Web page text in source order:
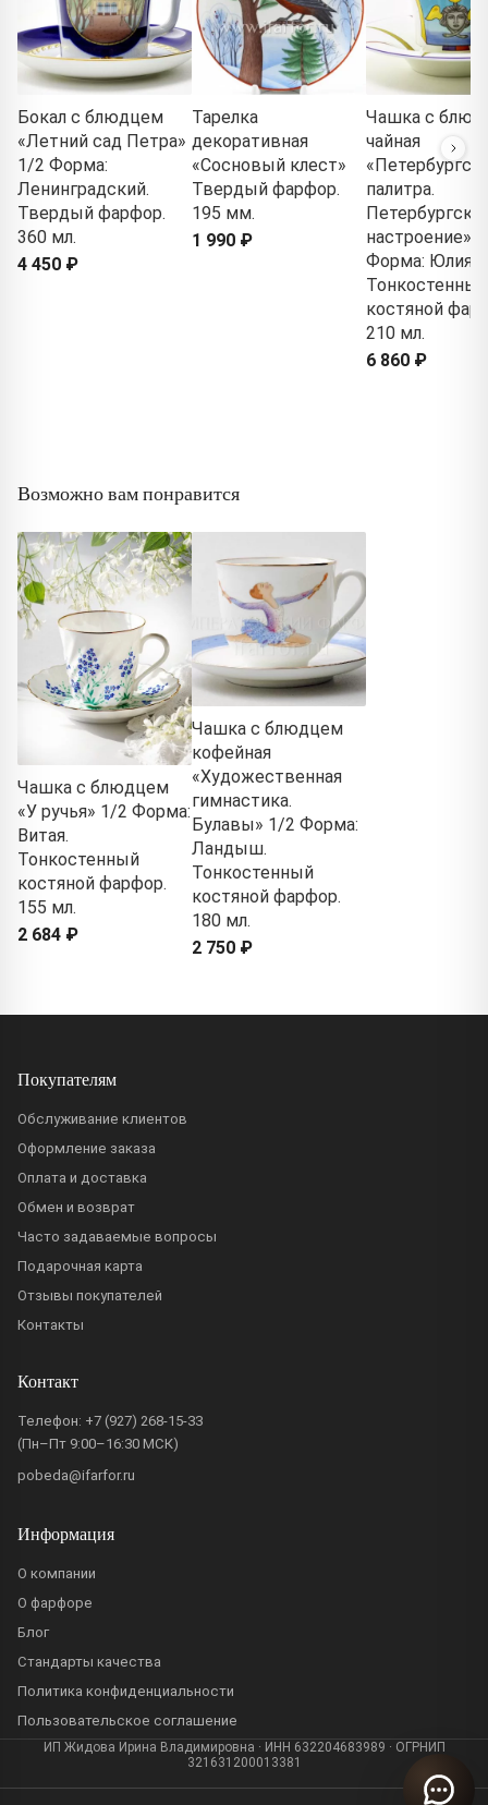
Бокал с блюдцем
«Летний сад Петра»
1/2 Форма:
Ленинградский.
Твердый фарфор.
360 мл.
4 450 ₽
Тарелка
декоративная
«Сосновый клест»
Твердый фарфор.
195 мм.
1 990 ₽
Чашка с
чайная
палитра.
настроение»
Форма: Юлия.
Тонкостенный
костяной
210 мл.
6 860 ₽
Возможно вам понравится
Чашка с блюдцем
«У ручья» 1/2 Форма:
Витая.
Тонкостенный
костяной фарфор.
155 мл.
2 684 ₽
Чашка с блюдцем
кофейная
«Художественная
гимнастика.
Булавы» 1/2 Форма:
Ландыш.
Тонкостенный
костяной фарфор.
180 мл.
2 750 ₽
Покупателям
Обслуживание клиентов
Оформление заказа
Оплата и доставка
Обмен и возврат
Часто задаваемые вопросы
Подарочная карта
Отзывы покупателей
Контакты
Контакт
Телефон: +7 (927) 268-15-33
(Пн–Пт 9:00–16:30 МСК)
pobeda@ifarfor.ru
Информация
О компании
О фарфоре
Блог
Стандарты качества
Политика конфиденциальности
Пользовательское соглашение
ИП Жидова Ирина Владимировна · ИНН 632204683989 · ОГРНИП
321631200013381